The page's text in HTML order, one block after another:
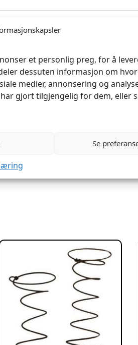
et personlig preg, for å
dessuten informasjon om
medier, annonsering og
gjort tilgjengelig for dem, eller
Se